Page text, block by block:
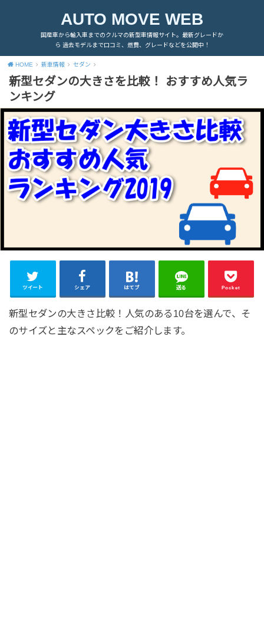
AUTO MOVE WEB
国産車から輸入車までのクルマの新型車情報サイト。最新グレードか
ら 過去モデルまで口コミ、燃費、グレードなどを公開中！
HOME 新車情報 セダン
新型セダンの大きさを比較！ おすすめ人気ラ
ンキング
ツイート シェア はてブ 送る Pocket
新型セダンの大きさ比較！人気のある10台を選んで、そ
のサイズと主なスペックをご紹介します。